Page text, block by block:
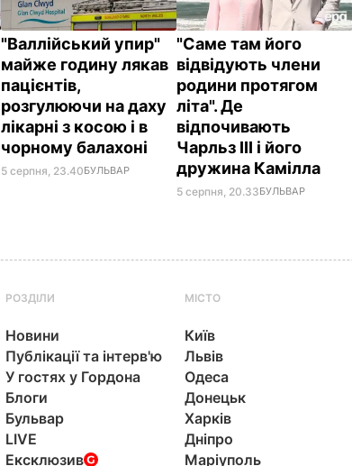
"Валлійський упир"
майже годину лякав
пацієнтів,
розгулюючи на даху
лікарні з косою і в
чорному балахоні
5 серпня, 23.40БУЛЬВАР
"Саме там його
відвідують члени
родини протягом
літа". Де
відпочивають
Чарльз III і його
дружина Камілла
5 серпня, 20.33БУЛЬВАР
РОЗДІЛИ
Новини
Публікації та інтерв'ю
У гостях у Гордона
Блоги
Бульвар
LIVE
Ексклюзив
МІСТО
Київ
Львів
Одеса
Донецьк
Харків
Дніпро
Маріуполь